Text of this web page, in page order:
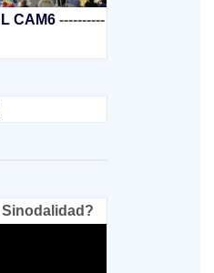
CAM6 ----------